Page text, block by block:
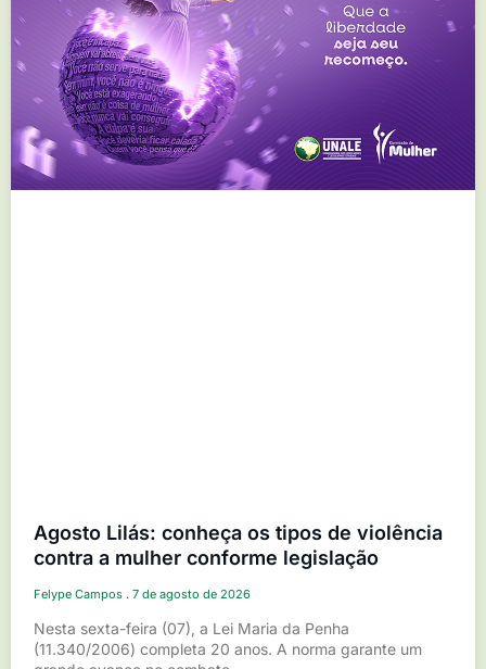
Agosto Lilás: conheça os tipos de violência
contra a mulher conforme legislação
Felype Campos 7 de agosto de 2026
Nesta sexta-feira (07), a Lei Maria da Penha
(11.340/2006) completa 20 anos. A norma garante um